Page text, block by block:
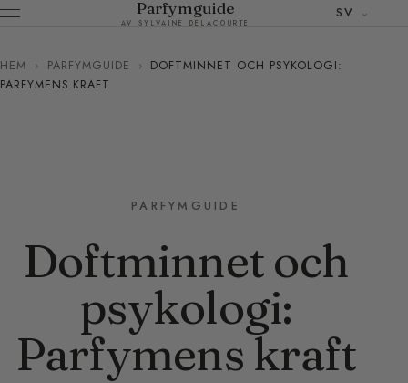
Parfymguide
AV SYLVAINE DELACOURTE
SV
HEM › PARFYMGUIDE › DOFTMINNET OCH PSYKOLOGI:
PARFYMENS KRAFT
PARFYMGUIDE
Doftminnet och
psykologi:
Parfymens kraft